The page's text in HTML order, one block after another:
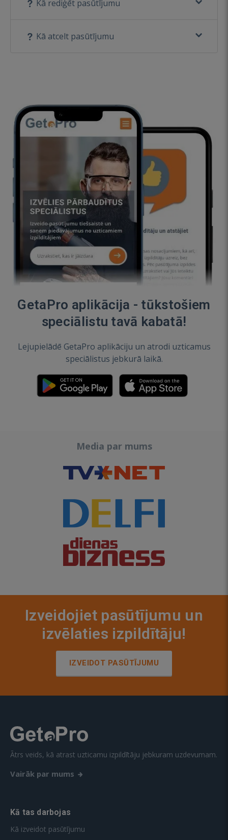
Kā rediģēt pasūtījumu
Kā atcelt pasūtījumu
GetaPro aplikācija - tūkstošiem
speciālistu tavā kabatā!
Lejupielādē GetaPro aplikāciju un atrodi uzticamus
speciālistus jebkurā laikā.
Media par mums
Izveidojiet pasūtījumu un
izvēlaties izpildītāju!
IZVEIDOT PASŪTĪJUMU
Ātrs veids, kā atrast uzticamu izpildītāju jebkuram uzdevumam.
Vairāk par mums
Kā tas darbojas
Kā izveidot pasūtījumu